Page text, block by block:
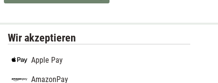
Wir akzeptieren
Apple Pay
AmazonPay